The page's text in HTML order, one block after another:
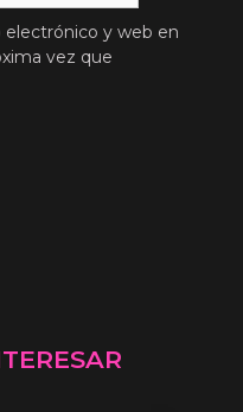
electrónico y web en
vez que